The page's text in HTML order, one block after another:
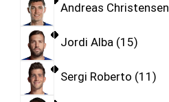
Andreas Christensen
Jordi Alba 15
Sergi Roberto 11